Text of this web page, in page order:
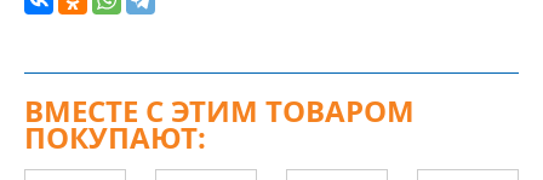
ВМЕСТЕ С ЭТИМ ТОВАРОМ
ПОКУПАЮТ: